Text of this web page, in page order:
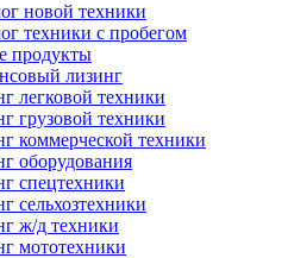
новой техники
техники с пробегом
продукты
лизинг
легковой техники
грузовой техники
коммерческой техники
оборудования
спецтехники
сельхозтехники
ж/д техники
мототехники